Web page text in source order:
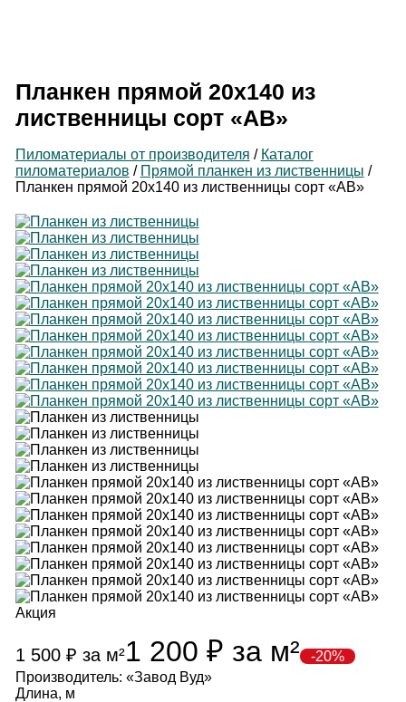
Планкен прямой 20х140 из
лиственницы сорт «АВ»
Пиломатериалы от производителя / Каталог
пиломатериалов / Прямой планкен из лиственницы /
Планкен прямой 20х140 из лиственницы сорт «АВ»
Акция
1 500 ₽ за м²1 200 ₽ за м²
-20%
Производитель: «Завод Вуд»
Длина, м